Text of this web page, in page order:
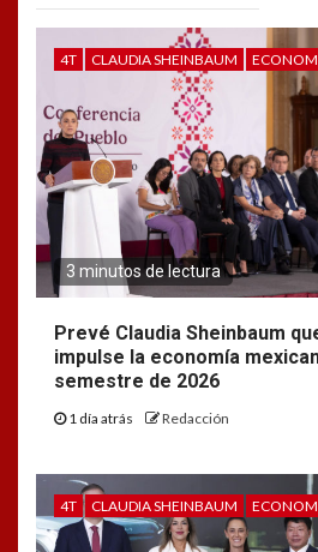
4T CLAUDIA SHEINBAUM
3 minutos de lectura
Prevé Claudia Sheinbaum
impulse la economía
semestre de 2026
1 día atrás Redacción
4T CLAUDIA SHEINBAUM